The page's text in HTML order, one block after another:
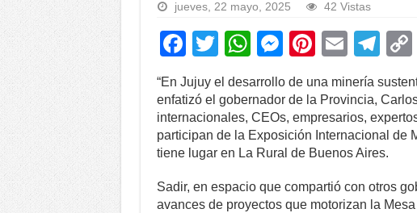
jueves, 22 mayo, 2025 42 Vistas
F
a
c
e
b
o
T
wi
tt
er
W
at
s
A
p
M
e
ss
e
n
er
Pi
er
e
st
E
m
ail
T
el
e
gr
a
o
“En Jujuy el desarrollo de una minería
enfatizó el gobernador de la Provincia,
internacionales, CEOs, empresarios,
participan de la Exposición Internacional de
tiene lugar en La Rural de Buenos Aires.
Sadir, en espacio que compartió con otros
avances de proyectos que motorizan la